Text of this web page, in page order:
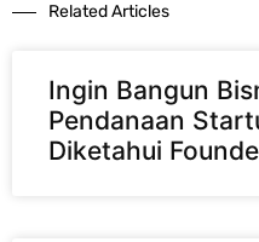
Related Articles​
Ingin Bangun
Pendanaan
Diketahui